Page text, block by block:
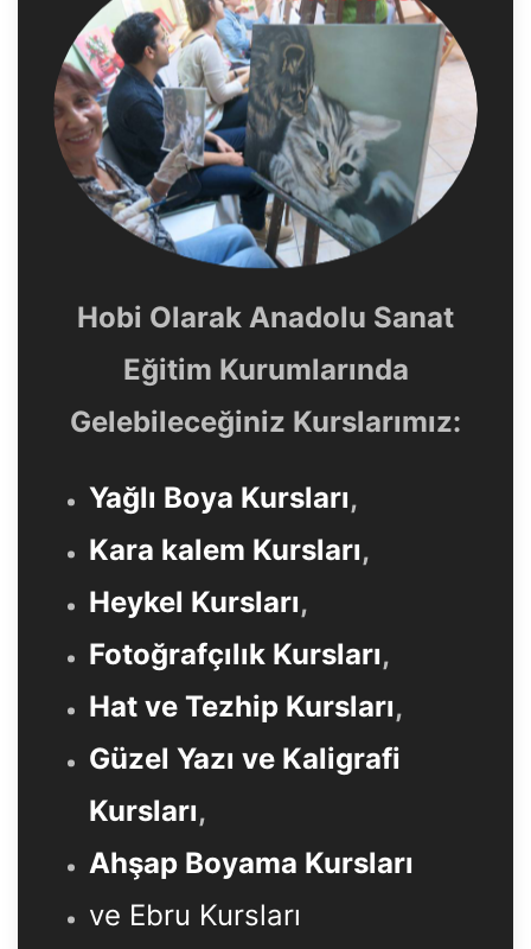
Hobi Olarak Anadolu Sanat
Eğitim Kurumlarında
Gelebileceğiniz Kurslarımız:
Yağlı Boya Kursları,
Kara kalem Kursları,
Heykel Kursları,
Fotoğrafçılık Kursları,
Hat ve Tezhip Kursları,
Güzel Yazı ve Kaligrafi
Kursları,
Ahşap Boyama Kursları
ve Ebru Kursları